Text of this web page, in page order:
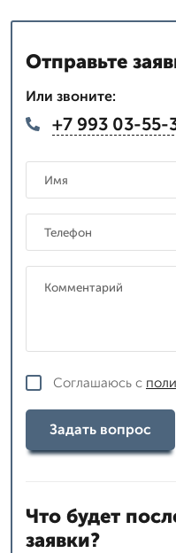
Отправьте
Или звоните:
+7 993 03-55-
Соглашаюсь с
Задать вопрос
Что будет
заявки?